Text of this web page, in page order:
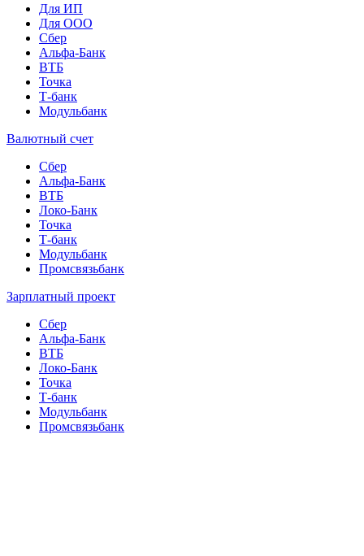
Для ИП
Для ООО
Сбер
Альфа-Банк
ВТБ
Точка
Т-банк
Модульбанк
Валютный счет
Сбер
Альфа-Банк
ВТБ
Локо-Банк
Точка
Т-банк
Модульбанк
Промсвязьбанк
Зарплатный проект
Сбер
Альфа-Банк
ВТБ
Локо-Банк
Точка
Т-банк
Модульбанк
Промсвязьбанк